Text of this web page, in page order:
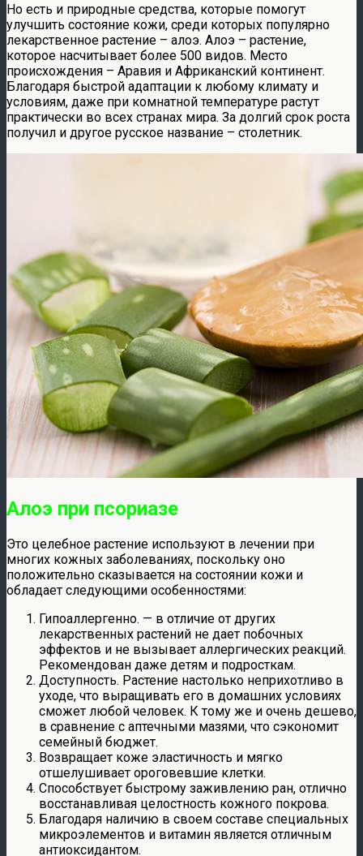
Но есть и природные средства, которые помогут
улучшить состояние кожи, среди которых популярно
лекарственное растение – алоэ. Алоэ – растение,
которое насчитывает более 500 видов. Место
происхождения – Аравия и Африканский континент.
Благодаря быстрой адаптации к любому климату и
условиям, даже при комнатной температуре растут
практически во всех странах мира. За долгий срок роста
получил и другое русское название – столетник.
Алоэ при псориазе
Это целебное растение используют в лечении при
многих кожных заболеваниях, поскольку оно
положительно сказывается на состоянии кожи и
обладает следующими особенностями:
Гипоаллергенно. — в отличие от других
лекарственных растений не дает побочных
эффектов и не вызывает аллергических реакций.
Рекомендован даже детям и подросткам.
Доступность. Растение настолько неприхотливо в
уходе, что выращивать его в домашних условиях
сможет любой человек. К тому же и очень дешево,
в сравнение с аптечными мазями, что сэкономит
семейный бюджет.
Возвращает коже эластичность и мягко
отшелушивает ороговевшие клетки.
Способствует быстрому заживлению ран, отлично
восстанавливая целостность кожного покрова.
Благодаря наличию в своем составе специальных
микроэлементов и витамин является отличным
антиоксидантом.